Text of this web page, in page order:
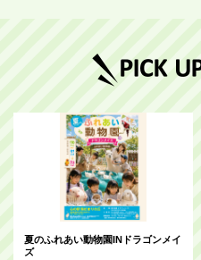
夏のふれあい動物園INドラゴンメイ
ズ